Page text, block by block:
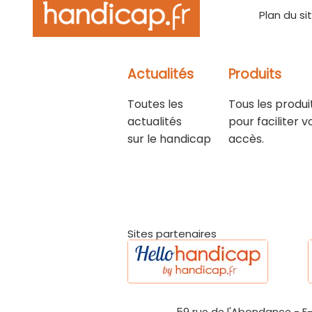
Plan du
Actualités
Toutes les
actualités
sur le handicap
Produits
Tous les
pour faciliter
accès.
Sites partenaires